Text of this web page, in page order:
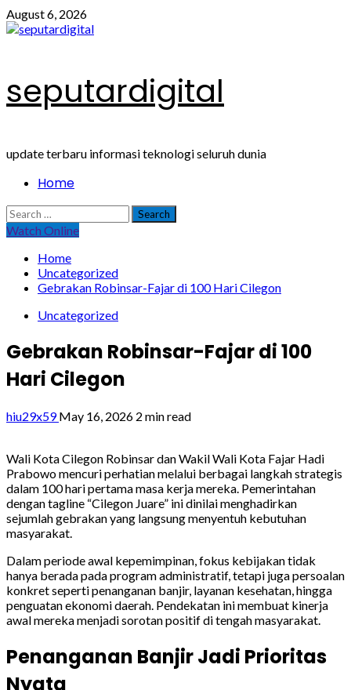
Skip
to
August 6, 2026
seputardigital
update terbaru informasi teknologi seluruh dunia
PrimaryHome
Search
for:
Watch Online
Home
Uncategorized
Gebrakan Robinsar-Fajar di 100 Hari Cilegon
Uncategorized
Gebrakan Robinsar-Fajar di 100
Hari Cilegon
hiu29x59May 16, 2026 2 min read
Wali Kota Cilegon Robinsar dan Wakil Wali Kota Fajar Hadi
Prabowo mencuri perhatian melalui berbagai langkah strategis
dalam 100 hari pertama masa kerja mereka. Pemerintahan
dengan tagline “Cilegon Juare” ini dinilai menghadirkan
sejumlah gebrakan yang langsung menyentuh kebutuhan
masyarakat.
Dalam periode awal kepemimpinan, fokus kebijakan tidak
hanya berada pada program administratif, tetapi juga persoalan
konkret seperti penanganan banjir, layanan kesehatan, hingga
penguatan ekonomi daerah. Pendekatan ini membuat kinerja
awal mereka menjadi sorotan positif di tengah masyarakat.
Penanganan Banjir Jadi Prioritas
Nyata